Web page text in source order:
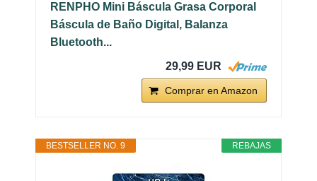
RENPHO Mini Báscula Grasa Corporal
Báscula de Baño Digital, Balanza
Bluetooth...
29,99 EUR
Comprar en Amazon
REBAJAS
BESTSELLER NO. 9